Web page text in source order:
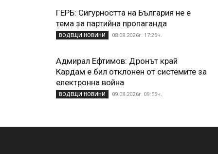
ГЕРБ: Сигурността на България не е
тема за партийна пропаганда
ВОДЕЩИ НОВИНИ 08.08.2026г. 17:25ч.
Адмирал Ефтимов: Дронът край
Кардам е бил отклонен от системите за
електронна война
ВОДЕЩИ НОВИНИ 09.08.2026г. 09:55ч.